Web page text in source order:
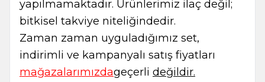
yapılmamaktadır. Ürünlerimiz ilaç değil;
bitkisel takviye niteliğindedir.
Zaman zaman uyguladığımız set,
indirimli ve kampanyalı satış fiyatları
mağazalarımızdageçerli değildir.